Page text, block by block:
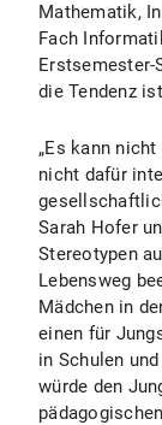
Mathematik,
Fach
Erstsemester-
die Tendenz
„Es kann
nicht dafür
Sarah Hofer
Stereotypen
Lebensweg
Mädchen in
einen für
in Schulen
würde den